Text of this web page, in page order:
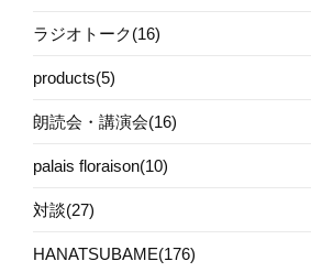
ラジオトーク(16)
products(5)
朗読会・講演会(16)
palais floraison(10)
対談(27)
HANATSUBAME(176)